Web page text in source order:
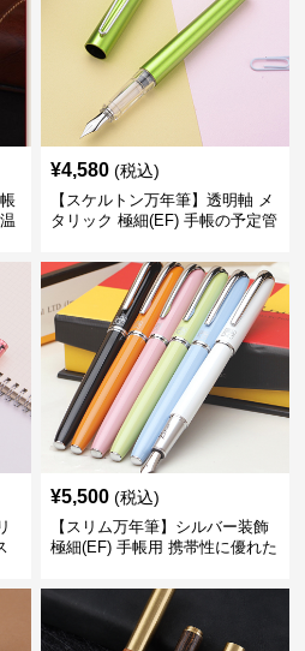
¥4,580 (税込)
【スケルトン万年筆】透明軸 メ
タリック 極細(EF) 手帳の予定管
デザイン
¥5,500 (税込)
【スリム万年筆】シルバー装飾
極細(EF) 手帳用 携帯性に優れた
ートに筆記